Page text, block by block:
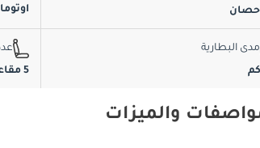
مدى البطارية
5 مقاعد